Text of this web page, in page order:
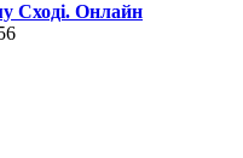
Сході. Онлайн